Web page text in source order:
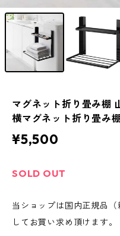
マグネット折り畳み棚
横マグネット折り畳み
¥5,500
SOLD OUT
当ショップは国内正規品
してお買い求め頂けます。